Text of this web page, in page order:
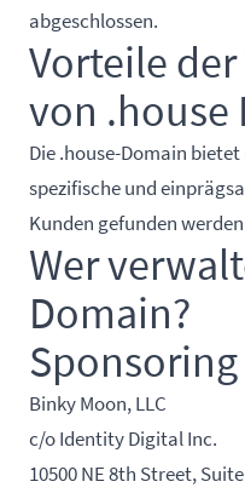
abgeschlossen.
Vorteile
von .house
Die .house-Domain
spezifische und
Kunden gefunden
Wer
Domain?
Binky Moon, LLC
c/o Identity Digital Inc.
10500 NE 8th Street,